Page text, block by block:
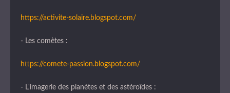
https://activite-solaire.blogspot.com/
- Les comètes :
https://comete-passion.blogspot.com/
- L'imagerie des planètes et des astéroïdes :